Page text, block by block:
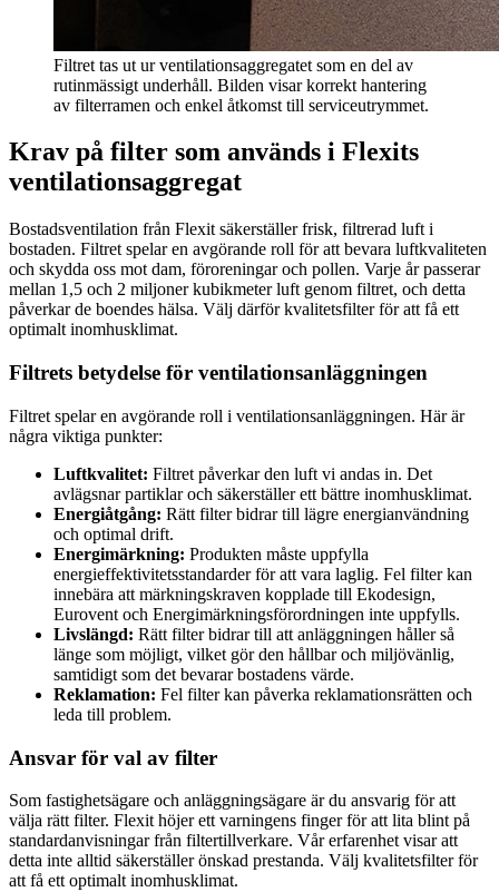
Filtret tas ut ur ventilationsaggregatet som en del av
rutinmässigt underhåll. Bilden visar korrekt hantering
av filterramen och enkel åtkomst till serviceutrymmet.
Krav på filter som används i Flexits
ventilationsaggregat
Bostadsventilation från Flexit säkerställer frisk, filtrerad luft i
bostaden. Filtret spelar en avgörande roll för att bevara luftkvaliteten
och skydda oss mot dam, föroreningar och pollen. Varje år passerar
mellan 1,5 och 2 miljoner kubikmeter luft genom filtret, och detta
påverkar de boendes hälsa. Välj därför kvalitetsfilter för att få ett
optimalt inomhusklimat.
Filtrets betydelse för ventilationsanläggningen
Filtret spelar en avgörande roll i ventilationsanläggningen. Här är
några viktiga punkter:
Luftkvalitet: Filtret påverkar den luft vi andas in. Det
avlägsnar partiklar och säkerställer ett bättre inomhusklimat.
Energiåtgång: Rätt filter bidrar till lägre energianvändning
och optimal drift.
Energimärkning: Produkten måste uppfylla
energieffektivitetsstandarder för att vara laglig. Fel filter kan
innebära att märkningskraven kopplade till Ekodesign,
Eurovent och Energimärkningsförordningen inte uppfylls.
Livslängd: Rätt filter bidrar till att anläggningen håller så
länge som möjligt, vilket gör den hållbar och miljövänlig,
samtidigt som det bevarar bostadens värde.
Reklamation: Fel filter kan påverka reklamationsrätten och
leda till problem.
Ansvar för val av filter
Som fastighetsägare och anläggningsägare är du ansvarig för att
välja rätt filter. Flexit höjer ett varningens finger för att lita blint på
standardanvisningar från filtertillverkare. Vår erfarenhet visar att
detta inte alltid säkerställer önskad prestanda. Välj kvalitetsfilter för
att få ett optimalt inomhusklimat.